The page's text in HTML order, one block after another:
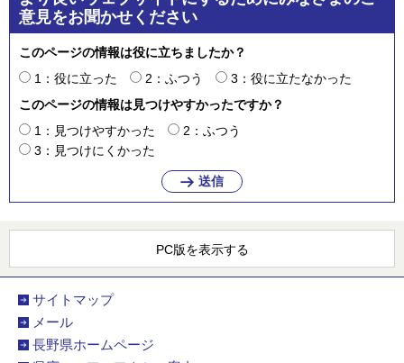
意見をお聞かせください
このページの情報は役に立ちましたか？
1：役に立った
2：ふつう
3：役に立たなかった
このページの情報は見つけやすかったですか？
1：見つけやすかった
2：ふつう
3：見つけにくかった
PC版を表示する
サイトマップ
メール
長野県ホームページ